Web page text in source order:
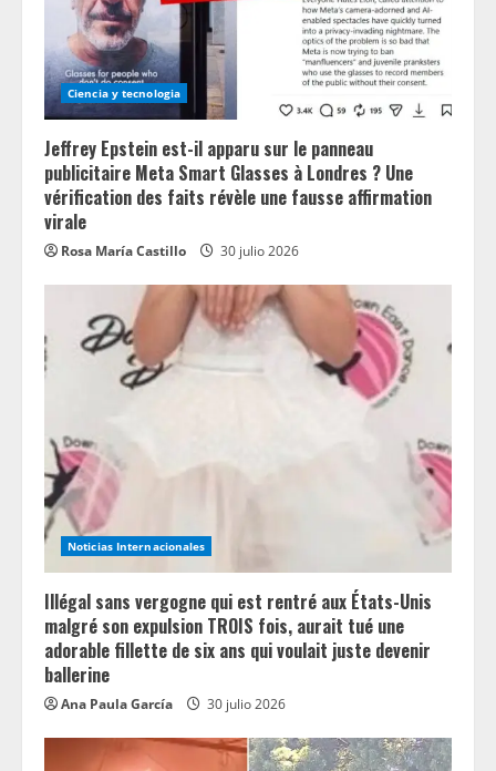
Ciencia y tecnologia
Jeffrey Epstein est-il apparu sur le panneau
publicitaire Meta Smart Glasses à Londres ? Une
vérification des faits révèle une fausse affirmation
virale
Rosa María Castillo 30 julio 2026
Noticias Internacionales
Illégal sans vergogne qui est rentré aux États-Unis
malgré son expulsion TROIS fois, aurait tué une
adorable fillette de six ans qui voulait juste devenir
ballerine
Ana Paula García 30 julio 2026